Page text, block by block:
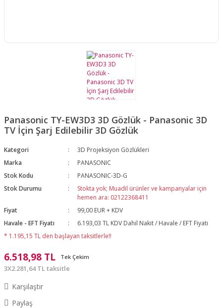
Panasonic TY-EW3D3 3D Gözlük - Panasonic 3D
TV İçin Şarj Edilebilir 3D Gözlük
Kategori
3D Projeksiyon Gözlükleri
Marka
PANASONIC
Stok Kodu
PANASONIC-3D-G
Stok Durumu
Stokta yok; Muadil ürünler ve kampanyalar için
hemen ara: 02122368411
Fiyat
99,00 EUR + KDV
Havale - EFT Fiyatı
6.193,03 TL KDV Dahil Nakit / Havale / EFT Fiyatı
* 1.195,15 TL den başlayan taksitlerle!!
6.518,98 TL Tek Çekim
3X2.281,64 TL taksitle
Karşılaştır
Paylaş